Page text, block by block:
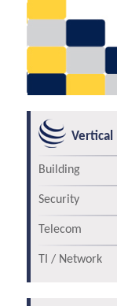
Vertical
Building
Security
Telecom
TI / Network